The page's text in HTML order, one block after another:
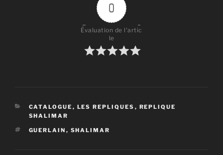
0
Évaluation de l'artic
le
CATÉGORIES
CATALOGUE , LES REPLIQUES , REPLIQUE
SHALIMAR
ÉTIQUETTES
GUERLAIN , SHALIMAR